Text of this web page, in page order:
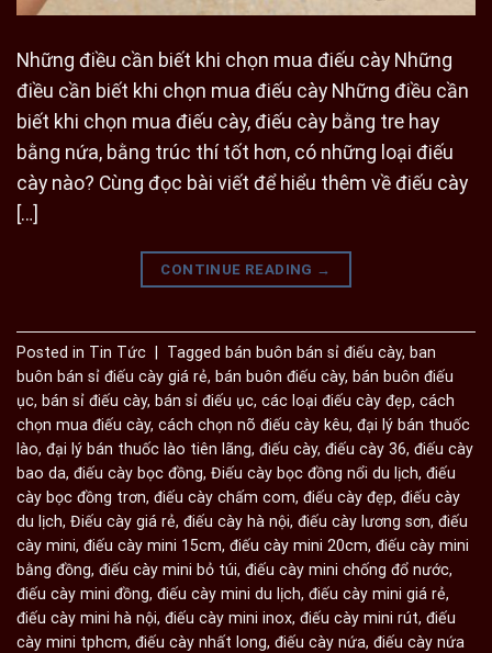
Những điều cần biết khi chọn mua điếu cày Những
điều cần biết khi chọn mua điếu cày Những điều cần
biết khi chọn mua điếu cày, điếu cày bằng tre hay
bằng nứa, bằng trúc thí tốt hơn, có những loại điếu
cày nào? Cùng đọc bài viết để hiểu thêm về điếu cày
[…]
CONTINUE READING →
Posted in Tin Tức Tagged bán buôn bán sỉ điếu cày, ban
buôn bán sỉ điếu cày giá rẻ, bán buôn điếu cày, bán buôn điếu
ục, bán sỉ điếu cày, bán sỉ điếu ục, các loại điếu cày đẹp, cách
chọn mua điếu cày, cách chọn nõ điếu cày kêu, đại lý bán thuốc
lào, đại lý bán thuốc lào tiên lãng, điếu cày, điếu cày 36, điếu cày
bao da, điếu cày bọc đồng, Điếu cày bọc đồng nổi du lịch, điếu
cày bọc đồng trơn, điếu cày chấm com, điếu cày đẹp, điếu cày
du lịch, Điếu cày giá rẻ, điếu cày hà nội, điếu cày lương sơn, điếu
cày mini, điếu cày mini 15cm, điếu cày mini 20cm, điếu cày mini
bằng đồng, điếu cày mini bỏ túi, điếu cày mini chống đổ nước,
điếu cày mini đồng, điếu cày mini du lịch, điếu cày mini giá rẻ,
điếu cày mini hà nội, điếu cày mini inox, điếu cày mini rút, điếu
cày mini tphcm, điếu cày nhất long, điếu cày nứa, điếu cày nứa